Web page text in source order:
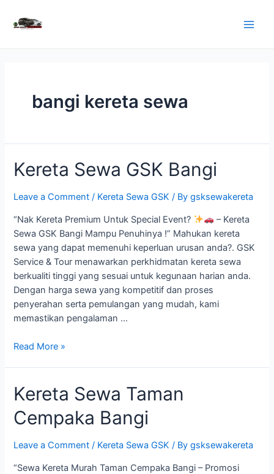
bangi kereta sewa
Kereta Sewa GSK Bangi
Leave a Comment / Kereta Sewa GSK / Bygsksewakereta
“Nak Kereta Premium Untuk Special Event?
– Kereta
Sewa GSK Bangi Mampu Penuhinya !” Mahukan kereta
sewa yang dapat memenuhi keperluan urusan anda?. GSK
Service & Tour menawarkan perkhidmatan kereta sewa
berkualiti tinggi yang sesuai untuk kegunaan harian anda.
Dengan harga sewa yang kompetitif dan proses
penyerahan serta pemulangan yang mudah, kami
memastikan pengalaman …
Kereta
Bangi
Read More »
Kereta Sewa Taman
Cempaka Bangi
Leave a Comment / Kereta Sewa GSK / Bygsksewakereta
“Sewa Kereta Murah Taman Cempaka Bangi – Promosi